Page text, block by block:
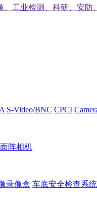
、工业检测、科研、安防
S-Video/BNC CPCI
面阵相机
录像盒 车底安全检查系统